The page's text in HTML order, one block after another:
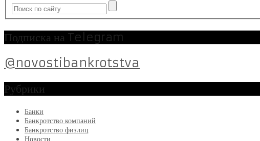
Подписка на Telegram
@novostibankrotstva
Рубрики
Банки
Банкротство компаний
Банкротство физлиц